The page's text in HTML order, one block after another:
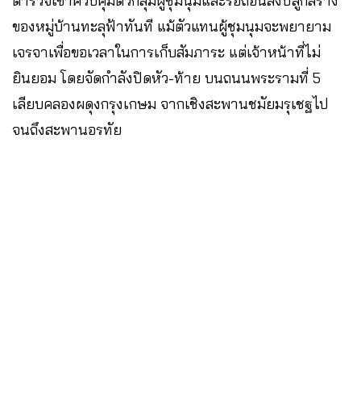
ของหมู่บ้านทะลุฟ้าทันที แม้ตัวแทนผู้ชุมนุมจะพยายาม
เจรจาเพื่อขอเวลาในการเก็บสัมภาระ แต่เจ้าหน้าที่ไม่
ยินยอม โดยจัดกำลังปิดหัว-ท้าย บนถนนพระรามที่ 5
เลียบคลองผดุงกรุงเกษม จากเชิงสะพานชมัยมรุเชฐไป
จนถึงสะพานอรทัย